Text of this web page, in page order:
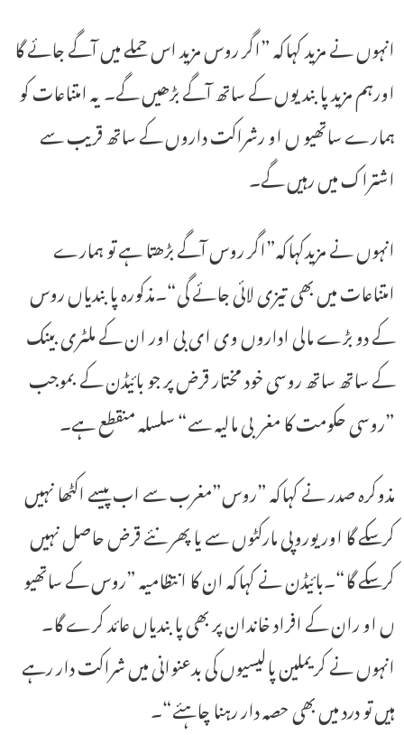
انہوں نے مزید کہاکہ ”اگر روس مزید اس حملے میں آگے جائے گا
اورہم مزید پابندیوں کے ساتھ آگے بڑھیں گے۔ یہ امتناعات کو
ہمارے ساتھیو ں او رشراکت داروں کے ساتھ قریب سے
اشتراک میں رہیں گے۔
انہوں نے مزیدکہاکہ”اگر روس آگے بڑھتا ہے تو ہمارے
امتناعات میں بھی تیزی لائی جائے گی“۔مذکورہ پابندیاں روس
کے دو بڑے مالی اداروں وی ای بی اور ان کے ملٹری بینک
کے ساتھ ساتھ روسی خود مختار قرض پر جو بائیڈن کے بموجب
”روسی حکومت کا مغربی مالیہ سے“ سلسلہ منقطع ہے۔
مذوکرہ صدر نے کہاکہ ”روس”مغرب سے اب پیسے اکٹھا نہیں
کرسکے گا اور یوروپی مارکٹوں سے یا پھر نئے قرض حاصل نہیں
کرسکے گا“۔بائیڈن نے کہاکہ ان کا انتظامیہ ”روس کے ساتھیو
ں او ران کے افراد خاندان پر بھی پابندیاں عائد کرے گا۔
انہوں نے کریملین پالیسیوں کی بدعنوانی میں شراکت دار رہے
ہیں تو درد میں بھی حصہ دار رہنا چاہئے“۔